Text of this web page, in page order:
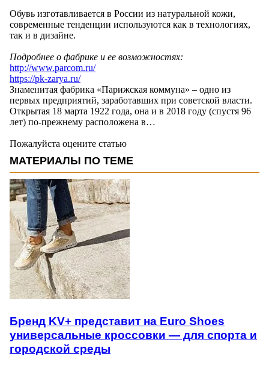
Обувь изготавливается в России из натуральной кожи,
современные тенденции используются как в технологиях,
так и в дизайне.
Подробнее о фабрике и ее возможностях:
http://www.parcom.ru/
https://pk-zarya.ru/
Знаменитая фабрика «Парижская коммуна» – одно из
первых предприятий, заработавших при советской власти.
Открытая 18 марта 1922 года, она и в 2018 году (спустя 96
лет) по-прежнему расположена в…
Пожалуйста оцените статью
МАТЕРИАЛЫ ПО ТЕМЕ
Бренд KV+ представит на Euro Shoes
универсальные кроссовки — для спорта и
городской среды